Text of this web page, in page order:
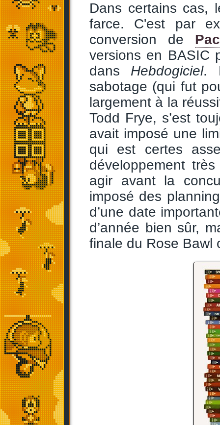
Dans certains cas,
farce. C'est par
conversion de
versions en BASIC
dans Hebdogiciel.
sabotage (qui fut
largement à la
Todd Frye, s’est
avait imposé une
qui est certes
développement
agir avant la
imposé des
d’une date
d’année bien sûr,
finale du Rose Bawl